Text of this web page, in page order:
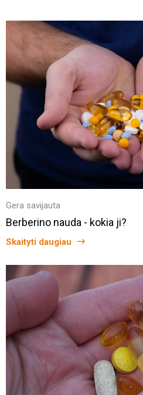
Gera savijauta
Berberino nauda - kokia ji?
Skaityti daugiau